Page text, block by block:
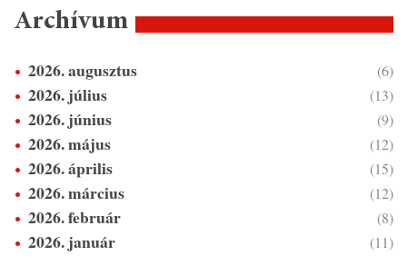
Archívum
2026. augusztus (6)
2026. július (13)
2026. június (9)
2026. május (12)
2026. április (15)
2026. március (12)
2026. február (8)
2026. január (11)